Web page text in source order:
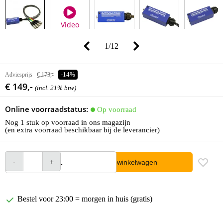
Video
1/12
Adviesprijs € 173,- -14%
€ 149,- (incl. 21% btw)
Online voorraadstatus:
Op voorraad
Nog 1 stuk op voorraad in ons magazijn
(en extra voorraad beschikbaar bij de leverancier)
In winkelwagen
Bestel voor 23:00 = morgen in huis (gratis)